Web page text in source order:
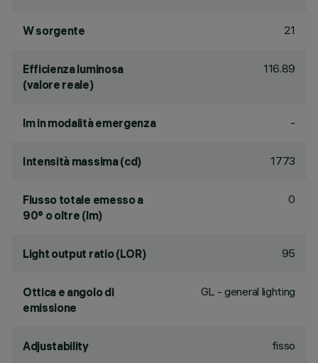
W sorgente 21
Efficienza luminosa
(valore reale)
116.89
lm in modalità emergenza -
Intensità massima (cd) 1773
Flusso totale emesso a
90° o oltre (lm)
0
Light output ratio (LOR) 95
Ottica e angolo di
emissione
GL - general lighting
Adjustability fisso